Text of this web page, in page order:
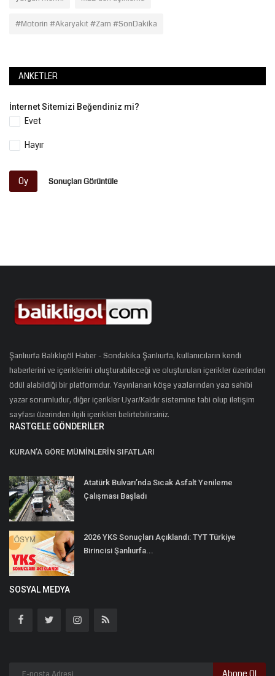
#Motorin #Akaryakıt #Zam #SonDakika
ANKETLER
İnternet Sitemizi Beğendiniz mi?
Evet
Hayır
Oy Sonuçları Görüntüle
Şanlıurfa Balıklıgöl Haber - Sondakika Şanlıurfa, kullanıcıların kendi
haberlerini ve içeriklerini oluşturabileceği ve oluşturulan içerikler üzerinden
ödül alabildiği bir platformdur. Yayınlanan köşe yazılarından yazı sahibi
yazar sorumludur, diğer içerikler Uyar/Kaldır sistemine tabi olup iletişim
sayfası üzerinden ilgili içerikleri belirtebilirsiniz.
RASTGELE GÖNDERILER
KURAN'A GÖRE MÜMİNLERİN SIFATLARI
Atatürk Bulvarı’nda Sıcak Asfalt Yenileme
Çalışması Başladı
2026 YKS Sonuçları Açıklandı: TYT Türkiye
Birincisi Şanlıurfa...
SOSYAL MEDYA